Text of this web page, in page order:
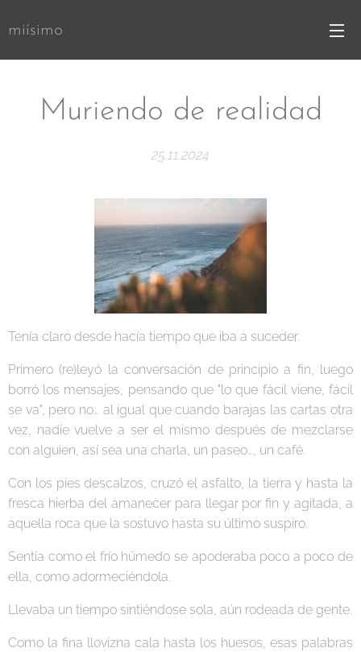
miísimo
Muriendo de realidad
25.11.2024
Tenía claro desde hacía tiempo que iba a suceder.
Primero (re)leyó la conversación de principio a fin, luego
borró los mensajes, pensando que "lo que fácil viene, fácil
se va", pero no… al igual que cuando barajas las cartas otra
vez, nadie vuelve a ser el mismo después de mezclarse
con alguien, así sea una charla, un paseo…, un café.
Con los pies descalzos, cruzó el asfalto, la tierra y hasta la
fresca hierba del amanecer para llegar por fin y agitada, a
aquella roca que la sostuvo hasta su último suspiro.
Sentía como el frío húmedo se apoderaba poco a poco de
ella, como adormeciéndola.
Llevaba un tiempo sintiéndose sola, aún rodeada de gente.
Como la fina llovizna cala hasta los huesos, esas palabras